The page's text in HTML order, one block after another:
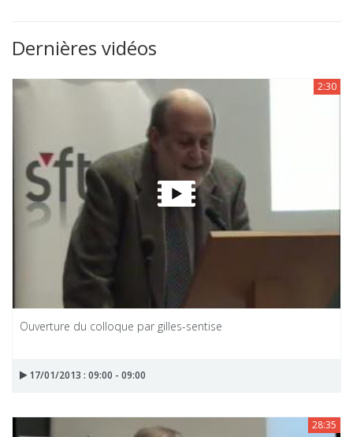
Dernières vidéos
2:30
Ouverture du colloque par gilles-sentise
17/01/2013 : 09:00 - 09:00
28:35